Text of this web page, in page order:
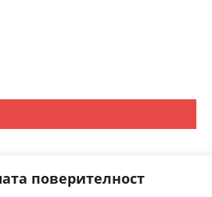
поверителност